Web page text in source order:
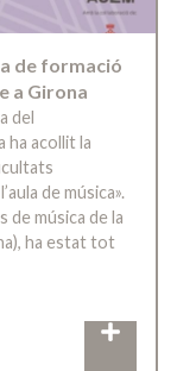
de formació
a Girona
del
ha acollit la
de música».
de música de la
ha estat tot